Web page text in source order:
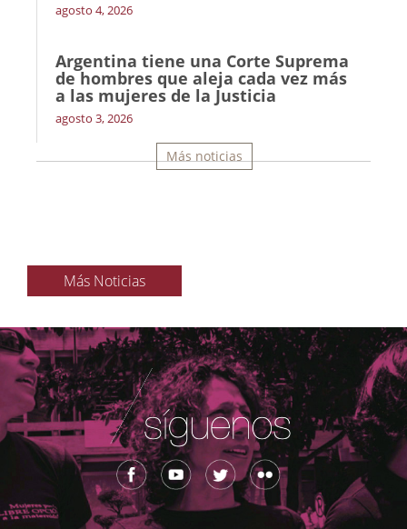
agosto 4, 2026
Argentina tiene una Corte Suprema
de hombres que aleja cada vez más
a las mujeres de la Justicia
agosto 3, 2026
Más noticias
Más Noticias